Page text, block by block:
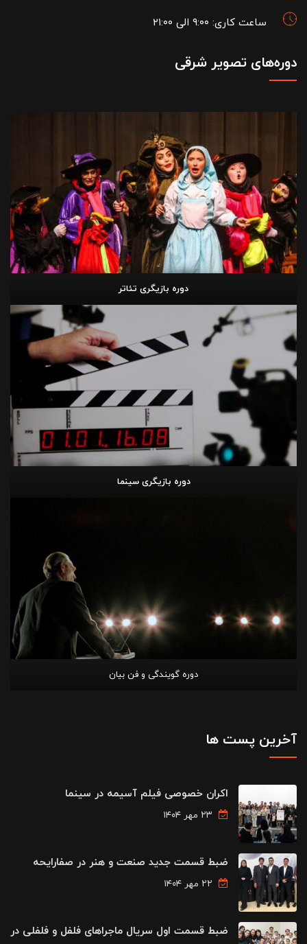
ساعت کاری: ۹:۰۰ الی ۲۱:۰۰
دوره‌های تصویر شرقی
دوره بازیگری تئاتر
دوره بازیگری سینما
دوره گویندگی و فن بیان
آخرین پست ها
اکران خصوصی فیلم آسیمه در سینما
ضبط قسمت جدید صنعت و هنر در صفارایحه
ضبط قسمت اول سریال ماجراهای فلفل و فلفلی در